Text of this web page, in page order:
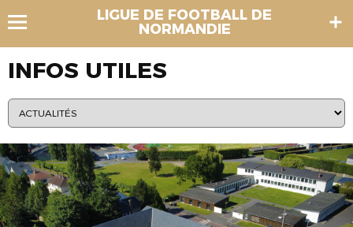
LIGUE DE FOOTBALL DE
NORMANDIE
INFOS UTILES